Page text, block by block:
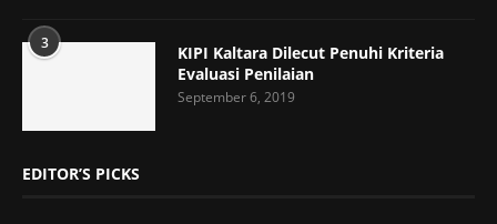
3
KIPI Kaltara Dilecut Penuhi Kriteria
Evaluasi Penilaian
September 6, 2019
EDITOR’S PICKS